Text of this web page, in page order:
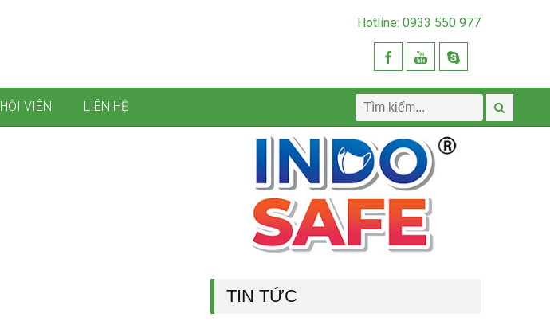
Hotline: 0933 550 977
HỘI VIÊN LIÊN HỆ
TIN TỨC